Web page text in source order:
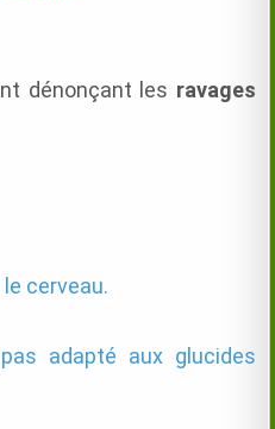
dénonçant les ravages
cerveau.
adapté aux glucides